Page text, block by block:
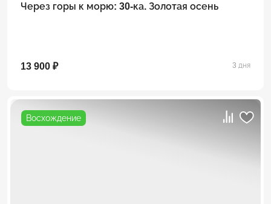
Через горы к морю: 30-ка. Золотая осень
13 900 ₽ 3 дня
Восхождение